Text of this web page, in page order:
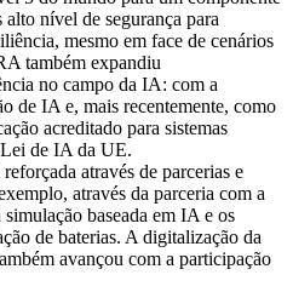
nível de segurança para
mesmo em face de cenários
também expandiu
no campo da IA: com a
de IA e, mais recentemente, como
acreditado para sistemas
de IA da UE.
através de parcerias e
através da parceria com a
baseada em IA e os
de baterias. A digitalização da
avançou com a participação